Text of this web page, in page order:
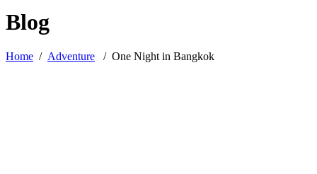
Blog
Home / Adventure / One Night in Bangkok